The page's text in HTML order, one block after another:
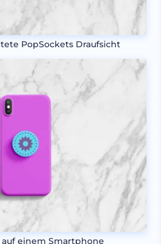
PopSockets Draufsicht
einem Smartphone